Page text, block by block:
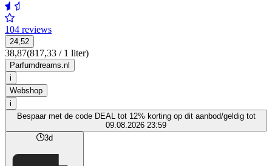
104 reviews
24,52
38,87(817,33 / 1 liter)
Parfumdreams.nl
i
Webshop
i
Bespaar met de code DEAL tot 12% korting op dit aanbod/geldig tot
09.08.2026 23:59
3d